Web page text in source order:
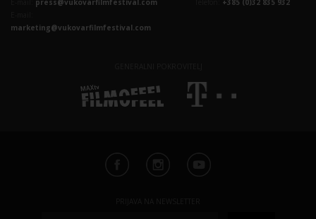
marketing@vukovarfilmfestival.com